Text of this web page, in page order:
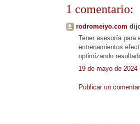
1 comentario:
rodromeiyo.com
Tener asesoría para
entrenamientos
optimizando
19 de mayo de 2024
Publicar un